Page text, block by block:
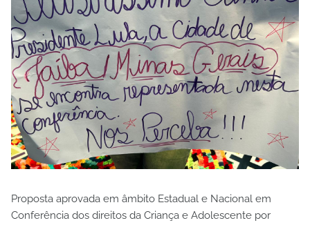
Proposta aprovada em âmbito Estadual e Nacional em
Conferência dos direitos da Criança e Adolescente por